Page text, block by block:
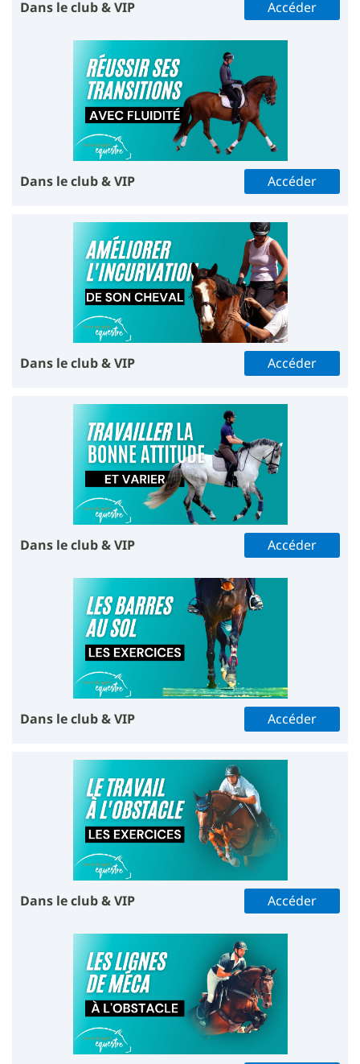
Dans le club & VIP Accéder
Dans le club & VIP Accéder
Dans le club & VIP Accéder
Dans le club & VIP Accéder
Dans le club & VIP Accéder
Dans le club & VIP Accéder